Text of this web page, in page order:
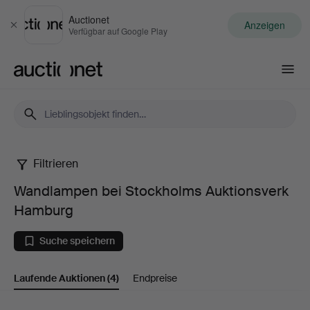
Schließen
Auctionet
Verfügbar auf Google Play Anzeigen
Wandlampen
bei
Stockholms
Auktionsverk
Filtrieren
Wandlampen bei Stockholms Auktionsverk
Hamburg
Suche speichern
Laufende Auktionen(4) Endpreise